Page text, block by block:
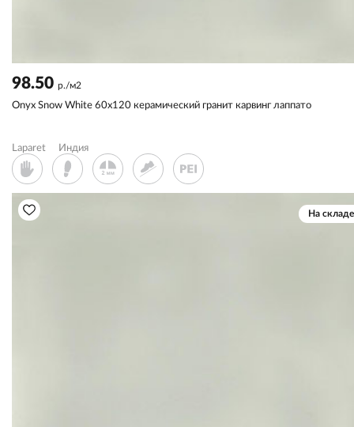
98.50 р./м2
Onyx Snow White 60x120 керамический гранит карвинг лаппато
Laparet Индия
На складе